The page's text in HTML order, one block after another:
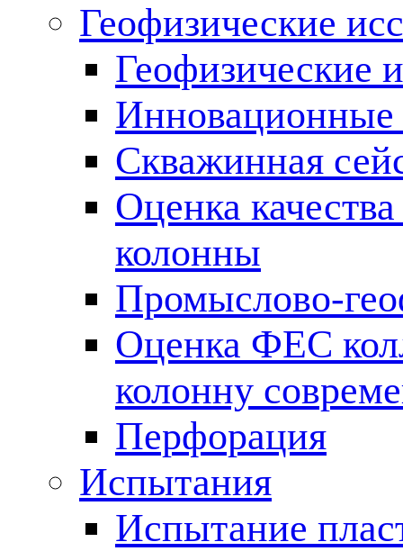
Геофизические
Геофизические
Инновационные
Скважинная
Оценка
колонны
Промыслово-
Оценка ФЕС
колонну
Перфорация
Испытания
Испытание